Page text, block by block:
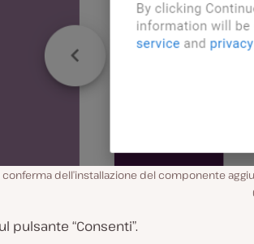
conferma dell’installazione del componente
pulsante “Consenti”.